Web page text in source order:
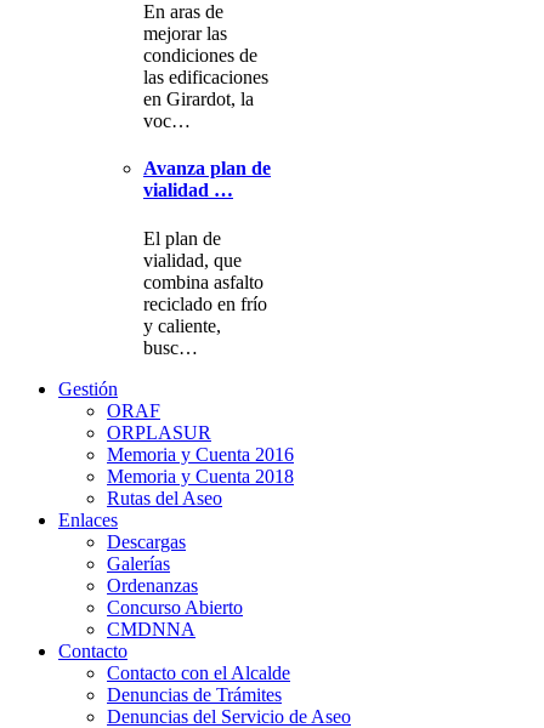
En aras de
mejorar las
condiciones de
las edificaciones
en Girardot, la
voc…
Avanza plan de
vialidad …
El plan de
vialidad, que
combina asfalto
reciclado en frío
y caliente,
busc…
Gestión
ORAF
ORPLASUR
Memoria y Cuenta 2016
Memoria y Cuenta 2018
Rutas del Aseo
Enlaces
Descargas
Galerías
Ordenanzas
Concurso Abierto
CMDNNA
Contacto
Contacto con el Alcalde
Denuncias de Trámites
Denuncias del Servicio de Aseo